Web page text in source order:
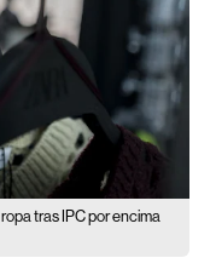
tras IPC por encima